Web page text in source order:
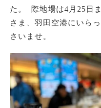
た。 際地場は4月25日
さま、羽田空港にいら
さいませ。